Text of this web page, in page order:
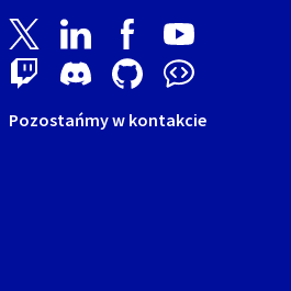
Pozostańmy w kontakcie